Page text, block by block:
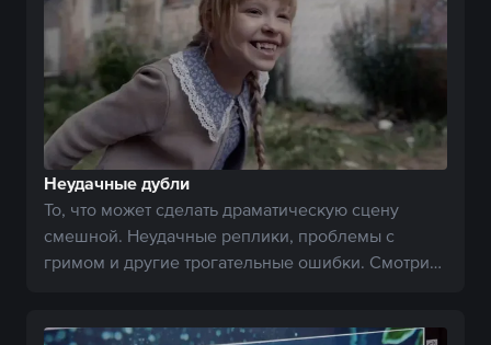
Неудачные дубли
То, что может сделать драматическую сцену
смешной. Неудачные реплики, проблемы с
гримом и другие трогательные ошибки. Смотрите